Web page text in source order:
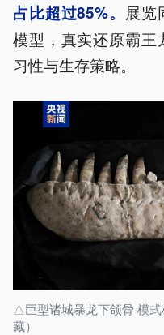
占比超过85%。 展览
模型，真实还原霸
习性与生存策略。
△巨型诸城暴龙下颌骨 模
藏）